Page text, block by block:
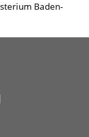
Baden-